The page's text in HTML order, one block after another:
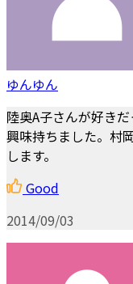
ゆんゆん
陸奥A子さんが好きだ
興味持ちました。村
します。
Good
2014/09/03